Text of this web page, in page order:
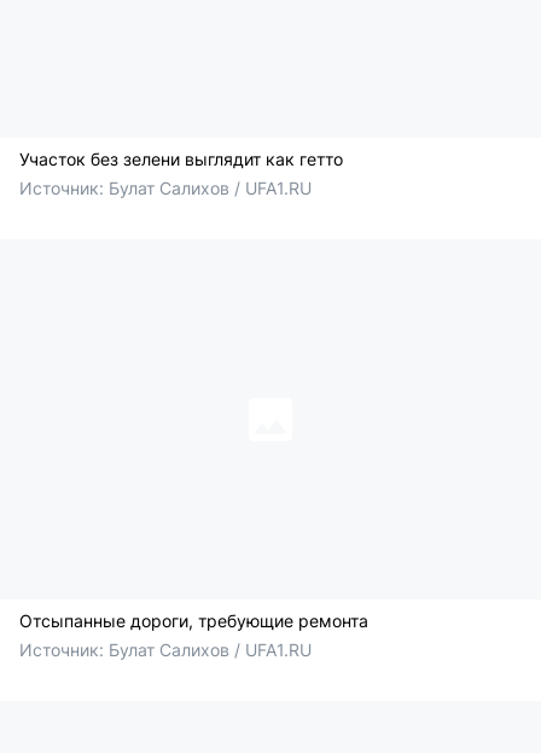
Участок без зелени выглядит как гетто
Источник: Булат Салихов / UFA1.RU
Отсыпанные дороги, требующие ремонта
Источник: Булат Салихов / UFA1.RU